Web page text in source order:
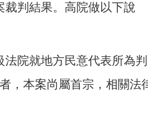
裁判結果。高院做以下說
院就地方民意代表所為判
，本案尚屬首宗，相關法